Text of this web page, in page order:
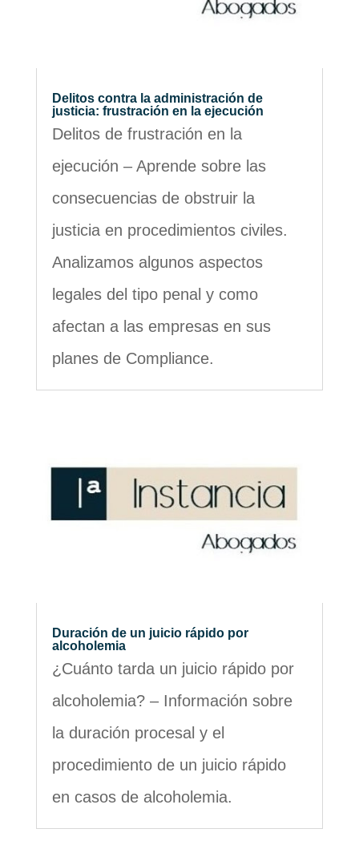
Delitos contra la administración de
justicia: frustración en la ejecución
Delitos de frustración en la
ejecución – Aprende sobre las
consecuencias de obstruir la
justicia en procedimientos civiles.
Analizamos algunos aspectos
legales del tipo penal y como
afectan a las empresas en sus
planes de Compliance.
Duración de un juicio rápido por
alcoholemia
¿Cuánto tarda un juicio rápido por
alcoholemia? – Información sobre
la duración procesal y el
procedimiento de un juicio rápido
en casos de alcoholemia.